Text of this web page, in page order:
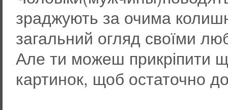
зраджують за очима
загальний огляд своїми
Але ти можеш прикріпити
картинок, щоб остаточно